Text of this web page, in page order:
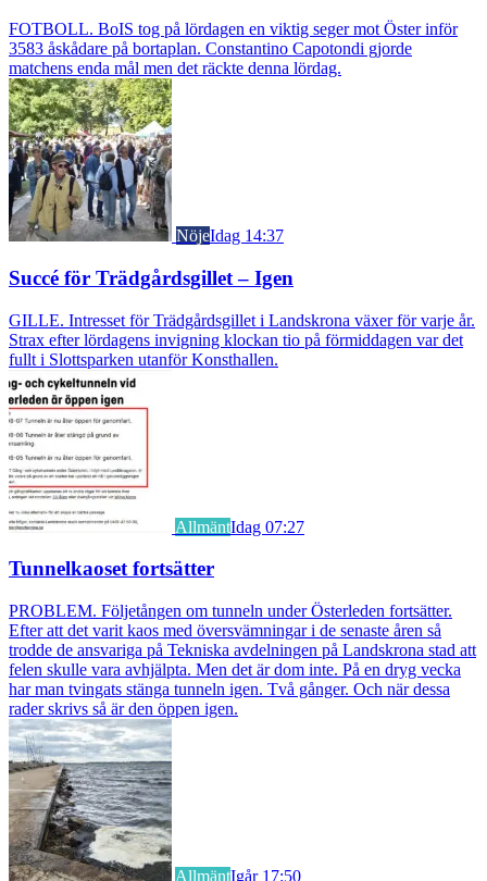
FOTBOLL. BoIS tog på lördagen en viktig seger mot Öster inför
3583 åskådare på bortaplan. Constantino Capotondi gjorde
matchens enda mål men det räckte denna lördag.
NöjeIdag 14:37
Succé för Trädgårdsgillet – Igen
GILLE. Intresset för Trädgårdsgillet i Landskrona växer för varje år.
Strax efter lördagens invigning klockan tio på förmiddagen var det
fullt i Slottsparken utanför Konsthallen.
AllmäntIdag 07:27
Tunnelkaoset fortsätter
PROBLEM. Följetången om tunneln under Österleden fortsätter.
Efter att det varit kaos med översvämningar i de senaste åren så
trodde de ansvariga på Tekniska avdelningen på Landskrona stad att
felen skulle vara avhjälpta. Men det är dom inte. På en dryg vecka
har man tvingats stänga tunneln igen. Två gånger. Och när dessa
rader skrivs så är den öppen igen.
AllmäntIgår 17:50